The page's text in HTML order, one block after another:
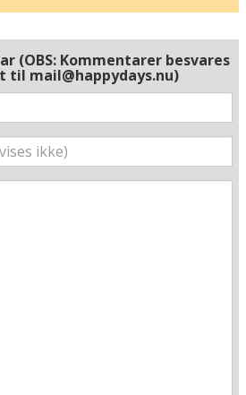
i Italien
(OBS: Kommentarer besvares
til mail@happydays.nu)